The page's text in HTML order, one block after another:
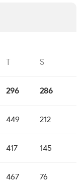
T S
296 286
449 212
417 145
467 76